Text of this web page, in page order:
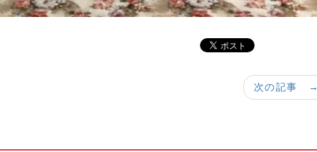
次の記事 →